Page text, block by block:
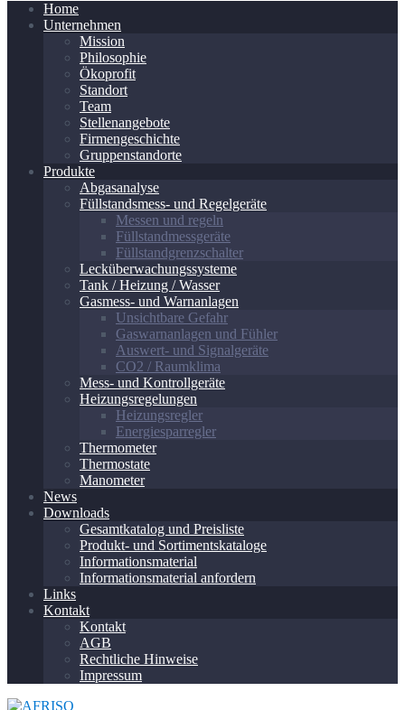
Home
Unternehmen
Mission
Philosophie
Ökoprofit
Standort
Team
Stellenangebote
Firmengeschichte
Gruppenstandorte
Produkte
Abgasanalyse
Füllstandsmess- und Regelgeräte
Messen und regeln
Füllstandmessgeräte
Füllstandgrenzschalter
Lecküberwachungssysteme
Tank / Heizung / Wasser
Gasmess- und Warnanlagen
Unsichtbare Gefahr
Gaswarnanlagen und Fühler
Auswert- und Signalgeräte
CO2 / Raumklima
Mess- und Kontrollgeräte
Heizungsregelungen
Heizungsregler
Energiesparregler
Thermometer
Thermostate
Manometer
News
Downloads
Gesamtkatalog und Preisliste
Produkt- und Sortimentskataloge
Informationsmaterial
Informationsmaterial anfordern
Links
Kontakt
Kontakt
AGB
Rechtliche Hinweise
Impressum